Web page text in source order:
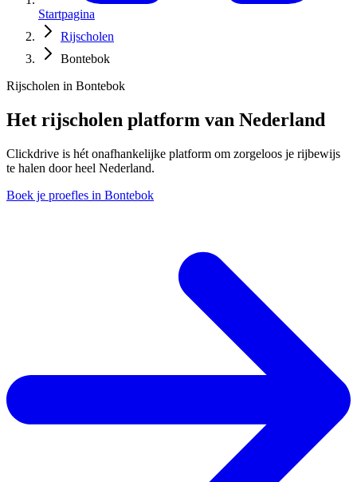
Startpagina
Rijscholen
Bontebok
Rijscholen in Bontebok
Het rijscholen platform van Nederland
Clickdrive is hét onafhankelijke platform om zorgeloos je rijbewijs
te halen door heel Nederland.
Boek je proefles in Bontebok